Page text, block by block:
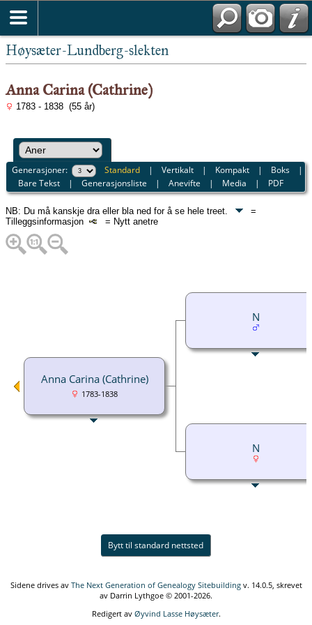
Høysæter-Lundberg-slekten
Anna Carina (Cathrine)
1783 - 1838 (55 år)
Generasjoner: Standard |Vertikalt | Kompakt | Boks |
Bare Tekst |Generasjonsliste |Anevifte | Media | PDF
NB: Du må kanskje dra eller bla ned for å se hele treet.
=
Tilleggsinformasjon
= Nytt anetre
Anna Carina (Cathrine)
1783-1838
N
N
Bytt til standard nettsted
Sidene drives av The Next Generation of Genealogy Sitebuildingv. 14.0.5, skrevet
av Darrin Lythgoe © 2001-2026.
Redigert av Øyvind Lasse Høysæter.